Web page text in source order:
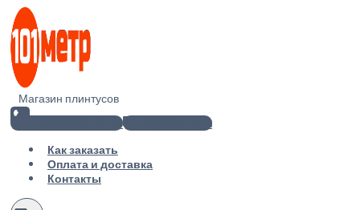
Перейти
содержимому
Магазин плинтусов
+7(812) 920-02-38
info@101metr.ru
Как заказать
Оплата и доставка
Контакты